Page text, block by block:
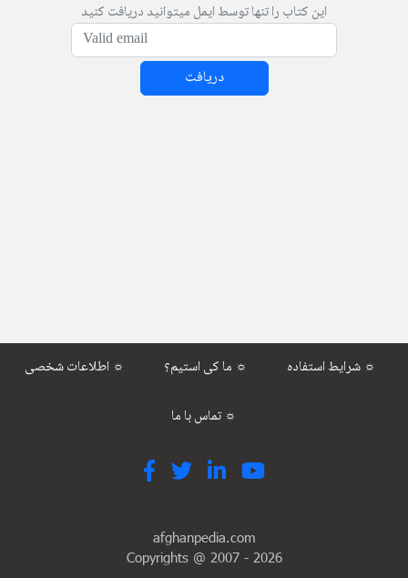
این کتاب را تنها توسط ایمل میتوانید دریافت کنید
دریافت
اطلاعات شخصی ☼ ما کی استیم؟ ☼ شرایط استفاده ☼
تماس با ما ☼
afghanpedia.com
Copyrights @ 2007 - 2026